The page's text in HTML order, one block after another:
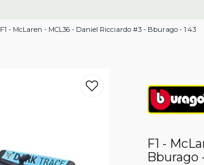
F1 - McLaren - MCL36 - Daniel Ricciardo #3 - Bburago - 1:43
F1 -
Bburago